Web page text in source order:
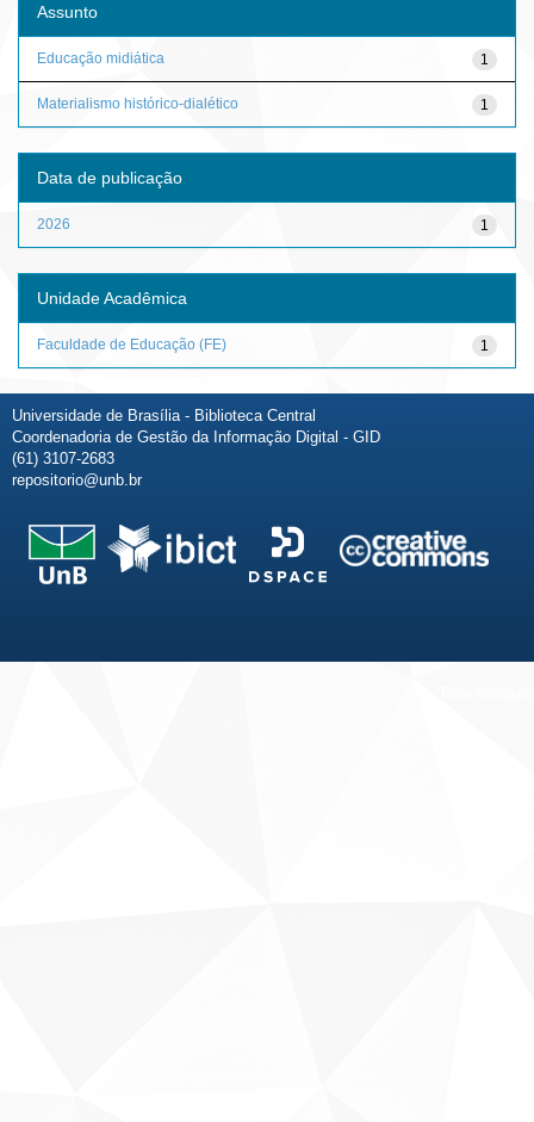
Assunto
1
Educação midiática
1
Materialismo histórico-dialético
Data de publicação
1
2026
Unidade Acadêmica
1
Faculdade de Educação (FE)
Universidade de Brasília - Biblioteca Central
Coordenadoria de Gestão da Informação Digital - GID
(61) 3107-2683
repositorio@unb.br